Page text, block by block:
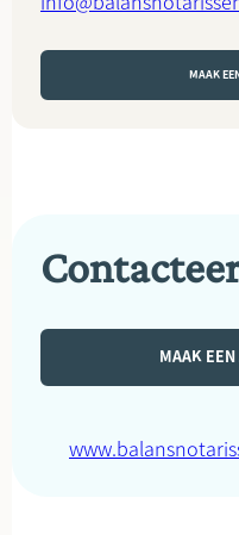
MAAK
MAAK